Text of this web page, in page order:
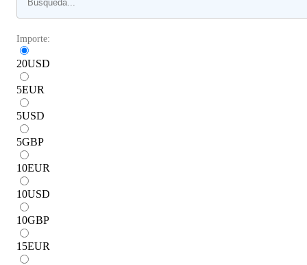
Importe:
20USD
5EUR
5USD
5GBP
10EUR
10USD
10GBP
15EUR